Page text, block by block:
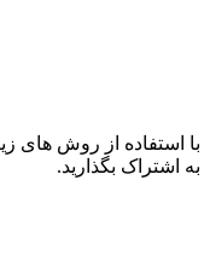
با استفاده از روش های
به اشتراک بگذارید.